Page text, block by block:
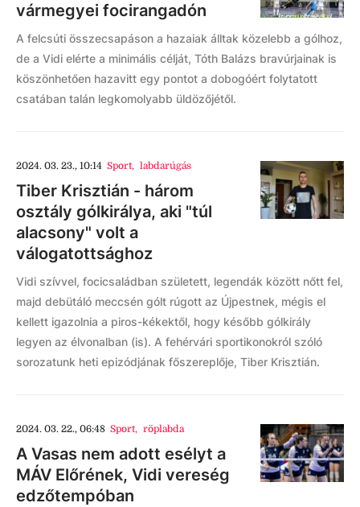
vármegyei focirangadón
A felcsúti összecsapáson a hazaiak álltak közelebb a gólhoz,
de a Vidi elérte a minimális célját, Tóth Balázs bravúrjainak is
köszönhetően hazavitt egy pontot a dobogóért folytatott
csatában talán legkomolyabb üldözőjétől.
2024. 03. 23., 10:14 Sport, labdarúgás
Tiber Krisztián - három
osztály gólkirálya, aki "túl
alacsony" volt a
válogatottsághoz
Vidi szívvel, focicsaládban született, legendák között nőtt fel,
majd debütáló meccsén gólt rúgott az Újpestnek, mégis el
kellett igazolnia a piros-kékektől, hogy később gólkirály
legyen az élvonalban (is). A fehérvári sportikonokról szóló
sorozatunk heti epizódjának főszereplője, Tiber Krisztián.
2024. 03. 22., 06:48 Sport, röplabda
A Vasas nem adott esélyt a
MÁV Előrének, Vidi vereség
edzőtempóban